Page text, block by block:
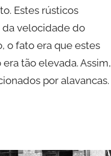
Estes rústicos
velocidade do
o fato era que estes
tão elevada. Assim,
por alavancas.